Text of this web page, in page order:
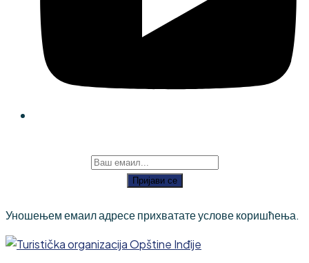
Пријави се
Уношењем емаил адресе прихватате услове коришћења.